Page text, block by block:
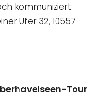
kommuniziert
Ufer 32, 10557
Tour